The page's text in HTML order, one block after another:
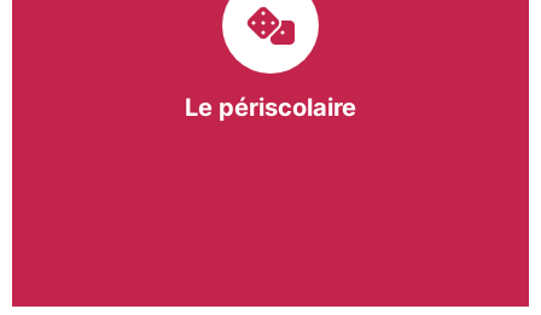
Le périscolaire
Périscolaires (TAP) et les Pauses Méridiennes, nous
apportons une réponse adaptée et individualisée